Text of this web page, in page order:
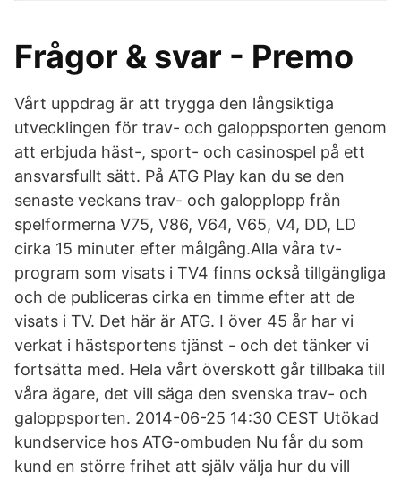
Frågor & svar - Premo
Vårt uppdrag är att trygga den långsiktiga
utvecklingen för trav- och galoppsporten genom
att erbjuda häst-, sport- och casinospel på ett
ansvarsfullt sätt. På ATG Play kan du se den
senaste veckans trav- och galopplopp från
spelformerna V75, V86, V64, V65, V4, DD, LD
cirka 15 minuter efter målgång.Alla våra tv-
program som visats i TV4 finns också tillgängliga
och de publiceras cirka en timme efter att de
visats i TV. Det här är ATG. I över 45 år har vi
verkat i hästsportens tjänst - och det tänker vi
fortsätta med. Hela vårt överskott går tillbaka till
våra ägare, det vill säga den svenska trav- och
galoppsporten. 2014-06-25 14:30 CEST Utökad
kundservice hos ATG-ombuden Nu får du som
kund en större frihet att själv välja hur du vill